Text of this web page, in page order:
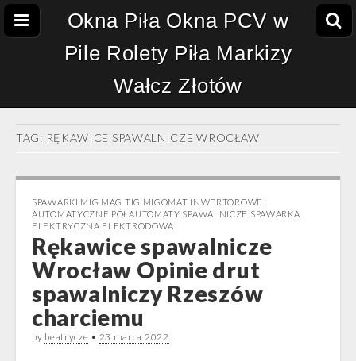
Okna Piła Okna PCV w
Pile Rolety Piła Markizy
Wałcz Złotów
TAG: RĘKAWICE SPAWALNICZE WROCŁAW
SPAWARKI MIG MAG TIG MIGOMAT INWERTOROWE
AUTOMATYCZNE PÓŁAUTOMATY SPAWALNICZE SPAWARKA
ELEKTRYCZNA ELEKTRODOWA
Rękawice spawalnicze
Wrocław Opinie drut
spawalniczy Rzeszów
charciemu
by beatrycze • 23 marca 2022